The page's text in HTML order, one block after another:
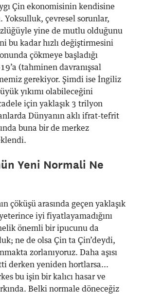
Çin ekonomisinin kendisine
Yoksulluk, çevresel sorunlar,
yine de mutlu olduğunu
bu kadar hızlı değiştirmesini
çökmeye başladığı
(tahminen davranışsal
gerekiyor. Şimdi ise İngiliz
yıkımı olabileceğini
için yaklaşık 3 trilyon
Dünyanın aklı ifrat-tefrit
buna bir de merkez
Yeni Normali Ne
çöküşü arasında geçen yaklaşık
iyi fiyatlayamadığını
önemli bir ipucunu da
ne de olsa Çin ta Çin’deydi,
zorlanıyoruz. Daha aşısı
derken yeniden hortlarsa...
bu işin bir kalıcı hasar ve
Belki normale döneceğiz